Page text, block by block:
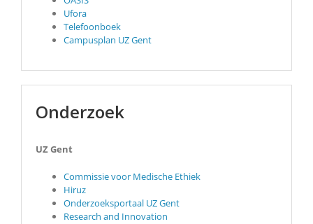
Ufora
Telefoonboek
Campusplan UZ Gent
Onderzoek
UZ Gent
Commissie voor Medische Ethiek
Hiruz
Onderzoeksportaal UZ Gent
Research and Innovation